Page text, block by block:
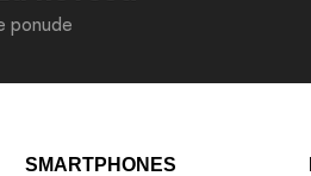
ponude
SMARTPHONES